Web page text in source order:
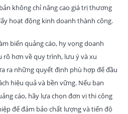
không chỉ nâng cao giá trị thương
hoạt động kinh doanh thành công.
biển quảng cáo, hy vọng doanh
rõ hơn về quy trình, lưu ý và xu
ra những quyết định phù hợp để đầu
hiệu quả và bền vững. Nếu bạn
cáo, hãy lựa chọn đơn vị thi công
để đảm bảo chất lượng và tiến độ